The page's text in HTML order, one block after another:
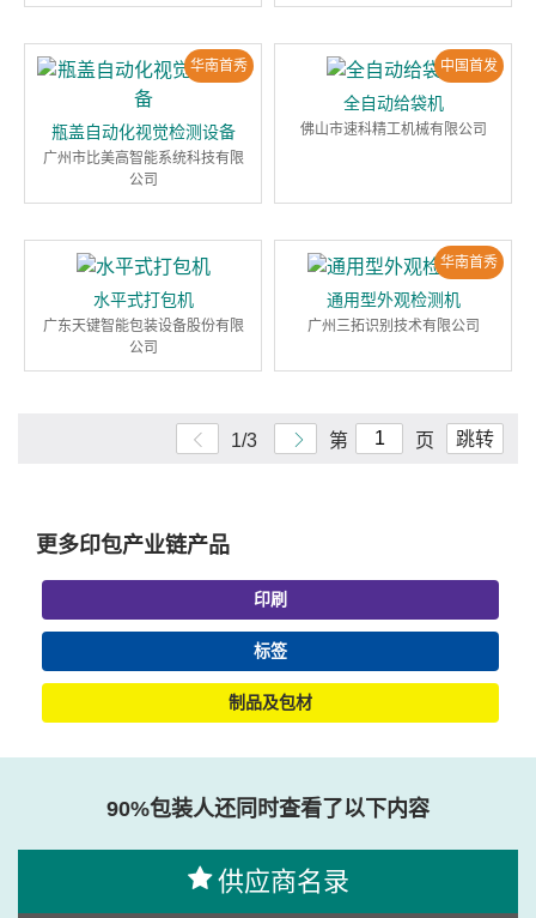
华南首秀
瓶盖自动化视觉检测设备
广州市比美高智能系统科技有限
公司
中国首发
全自动给袋机
佛山市速科精工机械有限公司
水平式打包机
广东天键智能包装设备股份有限
公司
华南首秀
通用型外观检测机
广州三拓识别技术有限公司
1/3 第 页 跳转
更多印包产业链产品
印刷
标签
制品及包材
90%包装人还同时查看了以下内容
供应商名录